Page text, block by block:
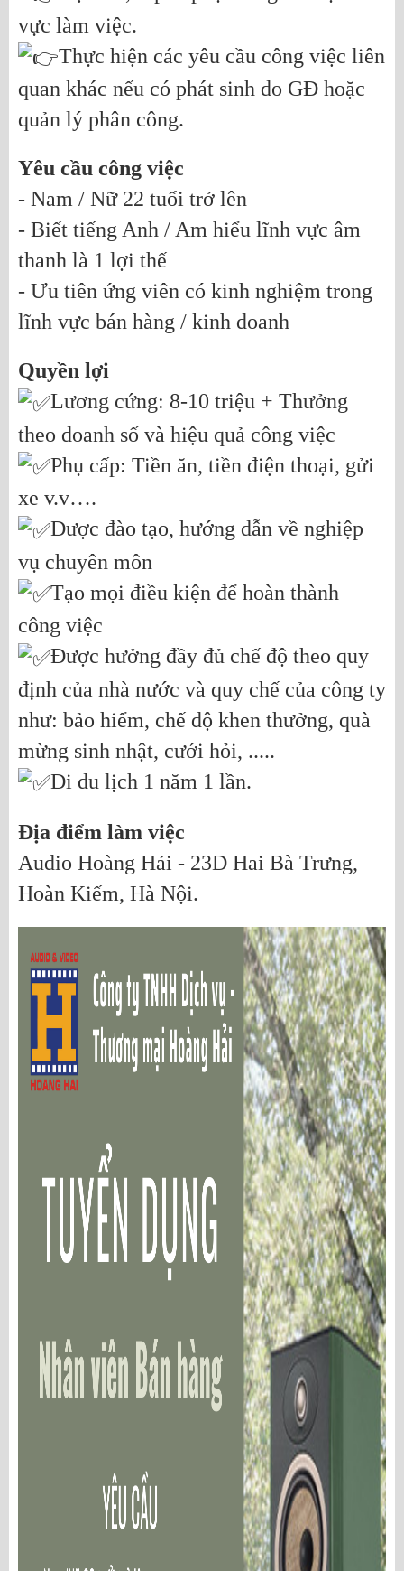
vực làm việc.
Thực hiện các yêu cầu công việc liên
quan khác nếu có phát sinh do GĐ hoặc
quản lý phân công.
Yêu cầu công việc
- Nam / Nữ 22 tuổi trở lên
- Biết tiếng Anh / Am hiểu lĩnh vực âm
thanh là 1 lợi thế
- Ưu tiên ứng viên có kinh nghiệm trong
lĩnh vực bán hàng / kinh doanh
Quyền lợi
Lương cứng: 8-10 triệu + Thưởng
theo doanh số và hiệu quả công việc
Phụ cấp: Tiền ăn, tiền điện thoại, gửi
xe v.v….
Được đào tạo, hướng dẫn về nghiệp
vụ chuyên môn
Tạo mọi điều kiện để hoàn thành
công việc
Được hưởng đầy đủ chế độ theo quy
định của nhà nước và quy chế của công ty
như: bảo hiểm, chế độ khen thưởng, quà
mừng sinh nhật, cưới hỏi, .....
Đi du lịch 1 năm 1 lần.
Địa điểm làm việc
Audio Hoàng Hải - 23D Hai Bà Trưng,
Hoàn Kiếm, Hà Nội.